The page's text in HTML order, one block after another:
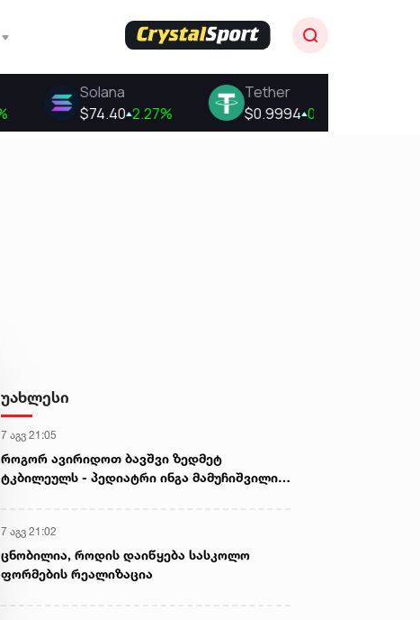
უახლესი
7 აგვ 21:05
როგორ ავირიდოთ ბავშვი ზედმეტ
ტკბილეულს - პედიატრი ინგა მამუჩიშვილი
7 აგვ 21:02
ცნობილია, როდის დაიწყება სასკოლო
ფორმების რეალიზაცია